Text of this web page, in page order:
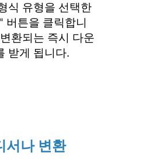
식 유형을 선택한
버튼을 클릭합니
환되는 즉시 다운
받게 됩니다.
서나 변환